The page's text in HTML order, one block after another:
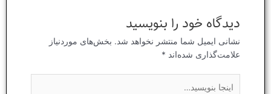
دیدگاه‌ خود را بنویسید
نشانی ایمیل شما منتشر نخواهد شد. بخش‌های موردنیاز
علامت‌گذاری شده‌اند *